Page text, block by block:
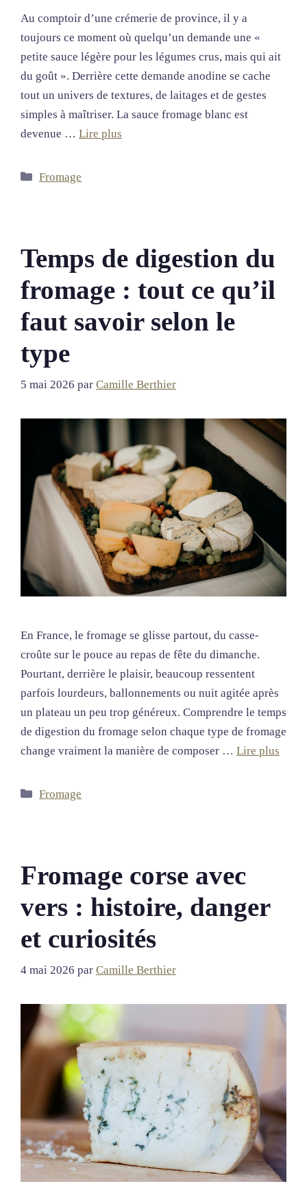
Au comptoir d’une crémerie de province, il y a
toujours ce moment où quelqu’un demande une «
petite sauce légère pour les légumes crus, mais qui ait
du goût ». Derrière cette demande anodine se cache
tout un univers de textures, de laitages et de gestes
simples à maîtriser. La sauce fromage blanc est
devenue … Lire plus
Catégories
Fromage
Temps de digestion du
fromage : tout ce qu’il
faut savoir selon le
type
5 mai 2026 par Camille Berthier
En France, le fromage se glisse partout, du casse-
croûte sur le pouce au repas de fête du dimanche.
Pourtant, derrière le plaisir, beaucoup ressentent
parfois lourdeurs, ballonnements ou nuit agitée après
un plateau un peu trop généreux. Comprendre le temps
de digestion du fromage selon chaque type de fromage
change vraiment la manière de composer … Lire plus
Catégories
Fromage
Fromage corse avec
vers : histoire, danger
et curiosités
4 mai 2026 par Camille Berthier